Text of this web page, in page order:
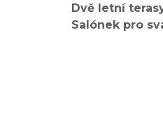
Dvě letní
Salónek pro